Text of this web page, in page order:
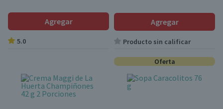
Agregar
5.0
Agregar
Producto sin calificar
Oferta